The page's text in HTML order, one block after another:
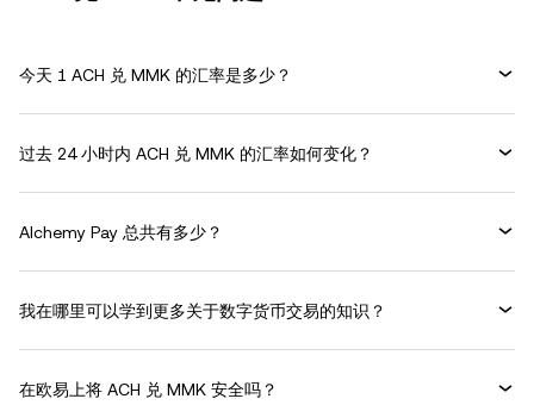
今天 1 ACH 兑 MMK 的汇率是多少？
过去 24 小时内 ACH 兑 MMK 的汇率如何变化？
Alchemy Pay 总共有多少？
我在哪里可以学到更多关于数字货币交易的知识？
在欧易上将 ACH 兑 MMK 安全吗？